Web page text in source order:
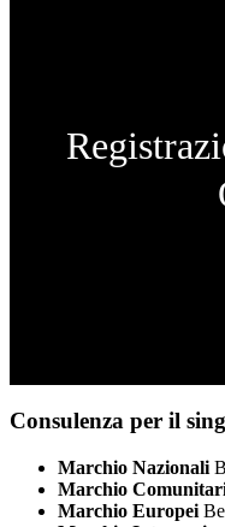
Consulenza per il
Marchio Nazionali
Marchio
Marchio Europei